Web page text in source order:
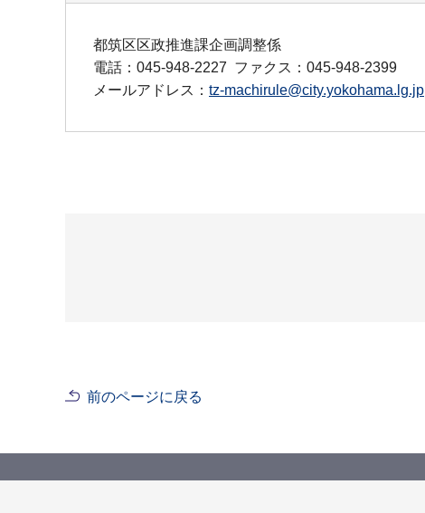
都筑区区政推進課企画調整係
電話：045-948-2227 ファクス：045-948-2399
メールアドレス： tz-machirule@city.yokohama.lg.jp
前のページに戻る